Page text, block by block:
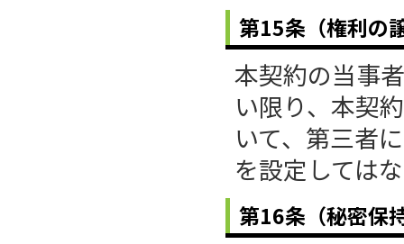
第15条（権利の
本契約の当事
い限り、本契
いて、第三者
を設定しては
第16条（秘密保